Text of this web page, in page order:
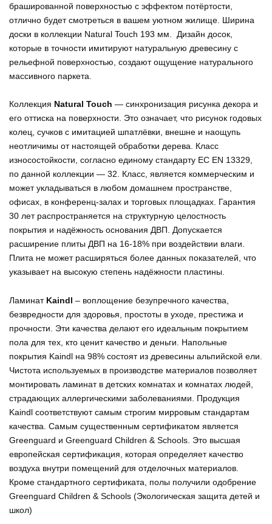
брашированной поверхностью с эффектом потёртости,
отлично будет смотреться в вашем уютном жилище. Ширина
доски в коллекции Natural Touch 193 мм. Дизайн досок,
которые в точности имитируют натуральную древесину с
рельефной поверхностью, создают ощущение натурального
массивного паркета.
Коллекция Natural Touch — синхронизация рисунка декора и
его оттиска на поверхности. Это означает, что рисунок годовых
колец, сучков с имитацией шпатлёвки, внешне и наощупь
неотличимы от настоящей обработки дерева. Класс
износостойкости, согласно единому стандарту ЕС EN 13329,
по данной коллекции — 32. Класс, является коммерческим и
может укладываться в любом домашнем пространстве,
офисах, в конференц-залах и торговых площадках. Гарантия
30 лет распространяется на структурную целостность
покрытия и надёжность основания ДВП. Допускается
расширение плиты ДВП на 16-18% при воздействии влаги.
Плита не может расширяться более данных показателей, что
указывает на высокую степень надёжности пластины.
ЛаминатKaindl – воплощение безупречного качества,
безвредности для здоровья, простоты в уходе, престижа и
прочности. Эти качества делают его идеальным покрытием
пола для тех, кто ценит качество и деньги. Напольные
покрытия Kaindl на 98% состоят из древесины альпийской ели.
Чистота используемых в производстве материалов позволяет
монтировать ламинат в детских комнатах и комнатах людей,
страдающих аллергическими заболеваниями. Продукция
Kaindl соответствуют самым строгим мирровым стандартам
качества. Самым существенным сертификатом является
Greenguard и Greenguard Children & Schools. Это высшая
европейская сертификация, которая определяет качество
воздуха внутри помещений для отделочных материалов.
Кроме стандартного сертификата, полы получили одобрение
Greenguard Children & Schools (Экологическая защита детей и
школ)